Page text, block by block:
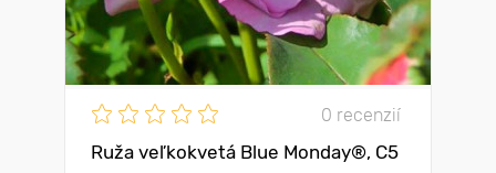
0 recenzií
Ruža veľkokvetá Blue Monday®, C5